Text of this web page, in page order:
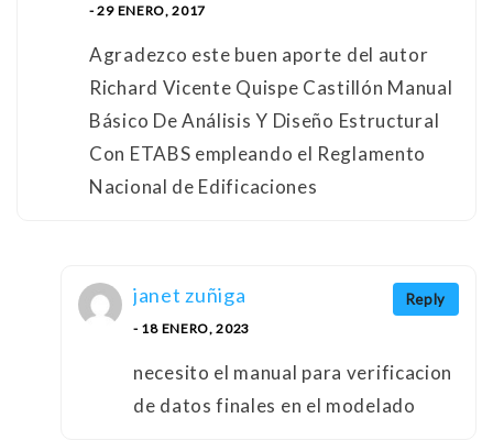
- 29 ENERO, 2017
Agradezco este buen aporte del autor
Richard Vicente Quispe Castillón Manual
Básico De Análisis Y Diseño Estructural
Con ETABS empleando el Reglamento
Nacional de Edificaciones
Reply
janet zuñiga
- 18 ENERO, 2023
necesito el manual para verificacion
de datos finales en el modelado